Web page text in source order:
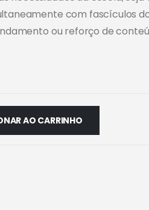
com fascículos
ou reforço de
AO CARRINHO